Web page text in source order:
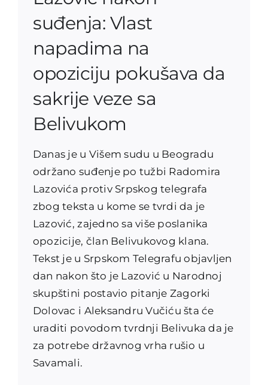
suđenja: Vlast
napadima na
opoziciju pokušava da
sakrije veze sa
Belivukom
Danas je u Višem sudu u Beogradu
održano suđenje po tužbi Radomira
Lazovića protiv Srpskog telegrafa
zbog teksta u kome se tvrdi da je
Lazović, zajedno sa više poslanika
opozicije, član Belivukovog klana.
Tekst je u Srpskom Telegrafu objavljen
dan nakon što je Lazović u Narodnoj
skupštini postavio pitanje Zagorki
Dolovac i Aleksandru Vučiću šta će
uraditi povodom tvrdnji Belivuka da je
za potrebe državnog vrha rušio u
Savamali.